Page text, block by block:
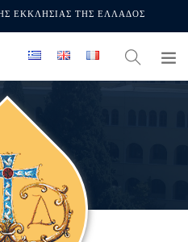
ΕΚΚΛΗΣΙΑΣ ΤΗΣ ΕΛΛΑΔΟΣ